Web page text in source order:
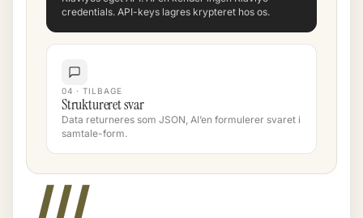
credentials. API-keys lagres krypteret hos os.
04 · TILBAGE
Struktureret svar
Data returneres som JSON, AI’en formulerer svaret i
samtale-form.